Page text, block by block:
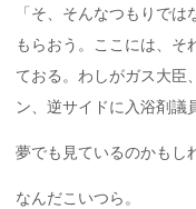
「そ、そんなつもりで
もらおう。ここには、そ
ておる。わしがガス大臣
ン、逆サイドに入浴剤議
夢でも見ているのかもし
なんだこいつら。